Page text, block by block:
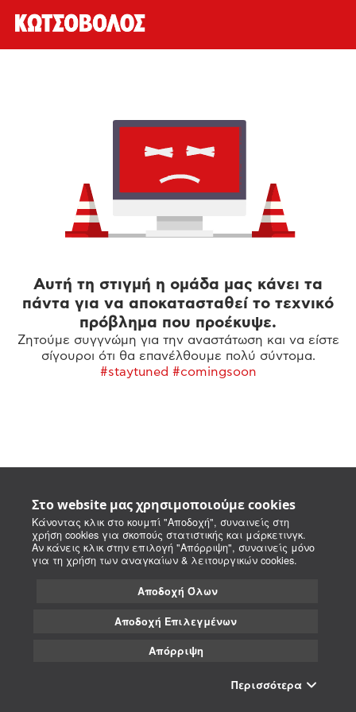
Στο website μας χρησιμοποιούμε cookies
Κάνοντας κλικ στο κουμπί "Αποδοχή", συναινείς στη
χρήση cookies για σκοπούς στατιστικής και μάρκετινγκ.
Αν κάνεις κλικ στην επιλογή "Απόρριψη", συναινείς μόνο
για τη χρήση των αναγκαίων & λειτουργικών cookies.
Αποδοχή Όλων
Αποδοχή Επιλεγμένων
Απόρριψη
Περισσότερα
Αυτή τη στιγμή η ομάδα μας κάνει τα
πάντα για να αποκατασταθεί το τεχνικό
πρόβλημα που προέκυψε.
Ζητούμε συγγνώμη για την αναστάτωση και να είστε
σίγουροι ότι θα επανέλθουμε πολύ σύντομα.
#staytuned #comingsoon